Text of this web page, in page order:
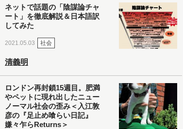
ネットで話題の「陰謀論チャ
ート」を徹底解説＆日本語訳
してみた
2021.05.03 社会
清義明
ロンドン再封鎖15週目。肥満
やペットに現れ出したニュー
ノーマル社会の歪み＜入江敦
彦の『足止め喰らい日記』
嫌々乍らReturns＞